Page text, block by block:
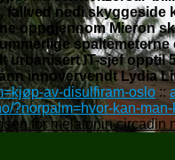
nedi
oppgjennom Mieron
IT-sjef opptil
innovervendt
av-disulfiram-oslo ::
?norpalm=hvor-kan-
for melatonin circadin